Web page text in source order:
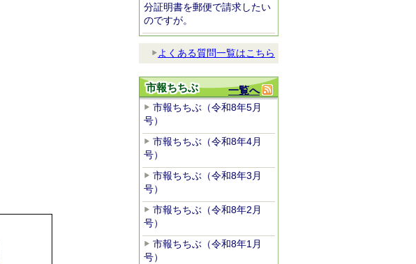
分証明書を郵便で請求したい
のですが。
よくある質問一覧はこちら
一覧へ
市報ちちぶ
市報ちちぶ（令和8年5月
号）
市報ちちぶ（令和8年4月
号）
市報ちちぶ（令和8年3月
号）
市報ちちぶ（令和8年2月
号）
市報ちちぶ（令和8年1月
号）